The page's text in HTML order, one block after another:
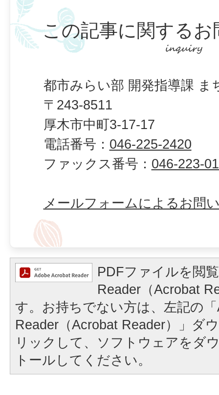
この記事に関するお
都市みらい部 開発指導課 ま
〒243-8511
厚木市中町3-17-17
電話番号： 046-225-2420
ファックス番号： 046-223-
メールフォームによるお問
PDFファイルを閲
Reader（Acrobat
す。お持ちでない方は、左記の
Reader（Acrobat Reader）」ダ
リックして、ソフトウェアをダ
トールしてください。